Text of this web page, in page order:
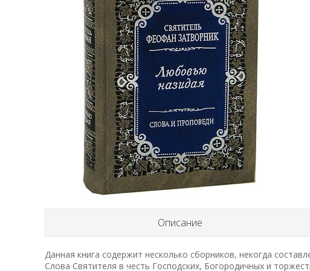
Описание
Данная книга содержит несколько сборников, некогда
Слова Святителя в честь Господских, Богородичных и